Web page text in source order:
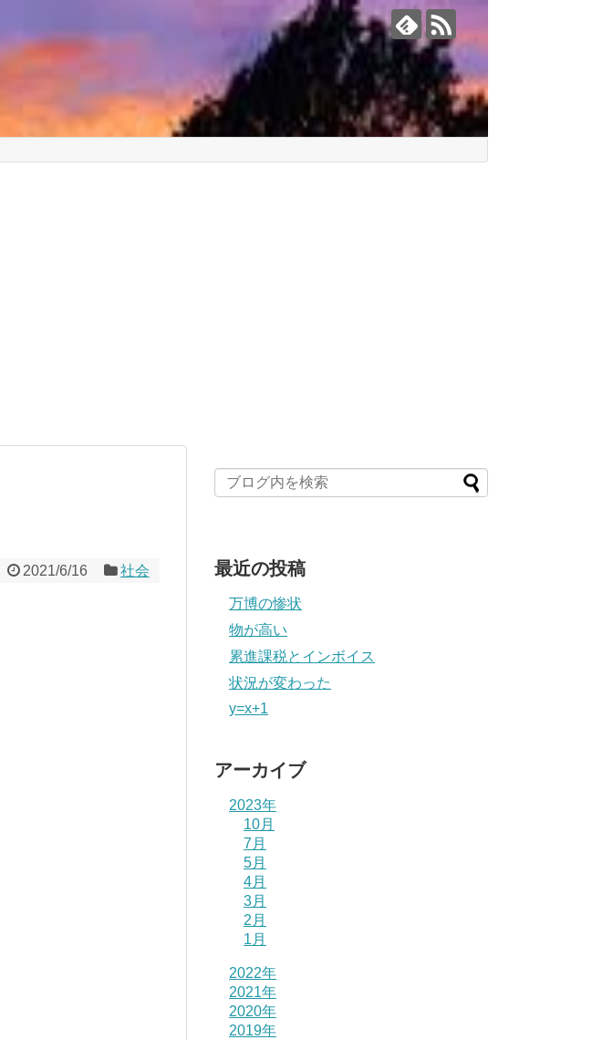
2021/6/16 社会 最近の投稿
万博の惨状
物が高い
累進課税とインボイス
状況が変わった
y=x+1
アーカイブ
2023年
10月
7月
5月
4月
3月
2月
1月
2022年
2021年
2020年
2019年